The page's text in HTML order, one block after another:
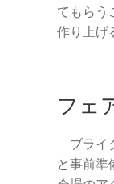
てもらう
作り上げ
フェ
ブライ
と事前準